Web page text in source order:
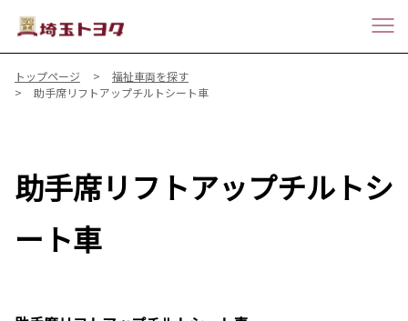
トップページ
福祉車両を探す
助手席リフトアップチルトシート車
助手席リフトアップチルトシ
ート車